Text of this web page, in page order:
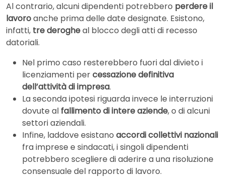
Al contrario, alcuni dipendenti potrebbero perdere il
lavoroanche prima delle date designate. Esistono,
infatti, tre derogheal blocco degli atti di recesso
datoriali.
Nel primo caso resterebbero fuori dal divieto i
licenziamenti percessazione definitiva
dell’attività di impresa.
La seconda ipotesi riguarda invece le interruzioni
dovute al fallimento di intere aziende, o di alcuni
settori aziendali.
Infine, laddove esistano accordi collettivi nazionali
fra imprese e sindacati, i singoli dipendenti
potrebbero scegliere di aderire a una risoluzione
consensuale del rapporto di lavoro.